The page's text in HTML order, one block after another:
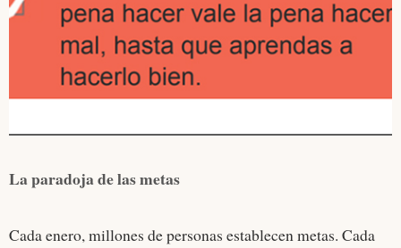
La paradoja de las metas
Cada enero, millones de personas establecen metas. Cada